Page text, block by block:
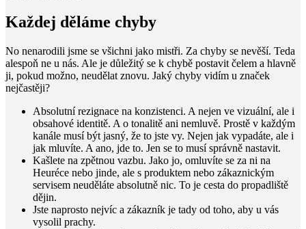
Každej děláme chyby
No nenarodili jsme se všichni jako mistři. Za chyby se nevěší. Teda
alespoň ne u nás. Ale je důležitý se k chybě postavit čelem a hlavně
ji, pokud možno, neudělat znovu. Jaký chyby vidím u značek
nejčastěji?
Absolutní rezignace na konzistenci. A nejen ve vizuální, ale i
obsahové identitě. A o tonalitě ani nemluvě. Prostě v každým
kanále musí být jasný, že to jste vy. Nejen jak vypadáte, ale i
jak mluvíte. A ano, jde to. Jen se to musí správně nastavit.
Kašlete na zpětnou vazbu. Jako jo, omluvíte se za ni na
Heuréce nebo jinde, ale s produktem nebo zákaznickým
servisem neuděláte absolutně nic. To je cesta do propadliště
dějin.
Jste naprosto nejvíc a zákazník je tady od toho, aby u vás
vysolil prachy.